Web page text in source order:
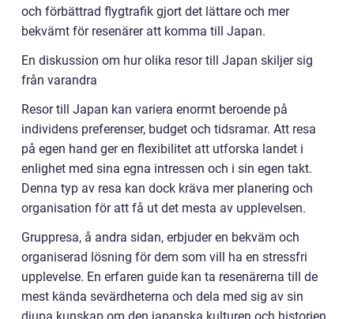
och förbättrad flygtrafik gjort det lättare och mer
bekvämt för resenärer att komma till Japan.
En diskussion om hur olika resor till Japan skiljer sig
från varandra
Resor till Japan kan variera enormt beroende på
individens preferenser, budget och tidsramar. Att resa
på egen hand ger en flexibilitet att utforska landet i
enlighet med sina egna intressen och i sin egen takt.
Denna typ av resa kan dock kräva mer planering och
organisation för att få ut det mesta av upplevelsen.
Gruppresa, å andra sidan, erbjuder en bekväm och
organiserad lösning för dem som vill ha en stressfri
upplevelse. En erfaren guide kan ta resenärerna till de
mest kända sevärdheterna och dela med sig av sin